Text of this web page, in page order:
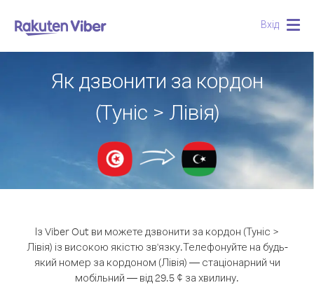
Вхід
Як дзвонити за кордон
(Туніс > Лівія)
Із Viber Out ви можете дзвонити за кордон (Туніс >
Лівія) із високою якістю зв'язку.Телефонуйте на будь-
який номер за кордоном (Лівія) — стаціонарний чи
мобільний — від 29.5 ¢ за хвилину.